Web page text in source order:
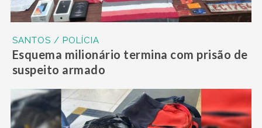
SANTOS / POLÍCIA
Esquema milionário termina com prisão de
suspeito armado